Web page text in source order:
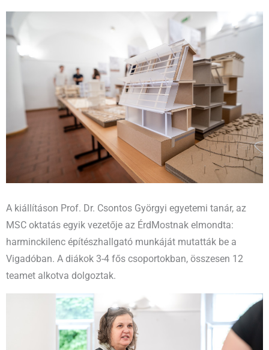
A kiállításon Prof. Dr. Csontos Györgyi egyetemi tanár, az
MSC oktatás egyik vezetője az ÉrdMostnak elmondta:
harminckilenc építészhallgató munkáját mutatták be a
Vigadóban. A diákok 3-4 fős csoportokban, összesen 12
teamet alkotva dolgoztak.